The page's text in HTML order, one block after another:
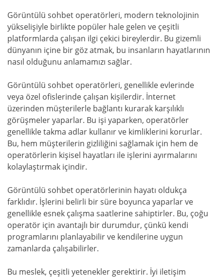
Görüntülü sohbet operatörleri, modern teknolojinin
yükselişiyle birlikte popüler hale gelen ve çeşitli
platformlarda çalışan ilgi çekici bireylerdir. Bu gizemli
dünyanın içine bir göz atmak, bu insanların hayatlarının
nasıl olduğunu anlamamızı sağlar.
Görüntülü sohbet operatörleri, genellikle evlerinde
veya özel ofislerinde çalışan kişilerdir. İnternet
üzerinden müşterilerle bağlantı kurarak karşılıklı
görüşmeler yaparlar. Bu işi yaparken, operatörler
genellikle takma adlar kullanır ve kimliklerini korurlar.
Bu, hem müşterilerin gizliliğini sağlamak için hem de
operatörlerin kişisel hayatları ile işlerini ayırmalarını
kolaylaştırmak içindir.
Görüntülü sohbet operatörlerinin hayatı oldukça
farklıdır. İşlerini belirli bir süre boyunca yaparlar ve
genellikle esnek çalışma saatlerine sahiptirler. Bu, çoğu
operatör için avantajlı bir durumdur, çünkü kendi
programlarını planlayabilir ve kendilerine uygun
zamanlarda çalışabilirler.
Bu meslek, çeşitli yetenekler gerektirir. İyi iletişim